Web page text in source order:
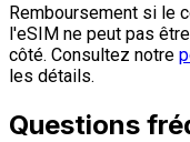
Remboursement si le
l'eSIM ne peut pas
côté. Consultez notre
les détails.
Questions